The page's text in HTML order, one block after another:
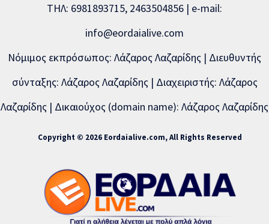
ΤΗΛ: 6981893715, 2463504856 | e-mail:
info@eordaialive.com
Νόμιμος εκπρόσωπος: Λάζαρος Λαζαρίδης | Διευθυντής
σύνταξης: Λάζαρος Λαζαρίδης | Διαχειριστής: Λάζαρος
Λαζαρίδης | Δικαιούχος (domain name): Λάζαρος Λαζαρίδης
Copyright © 2026 Eordaialive.com, All Rights Reserved